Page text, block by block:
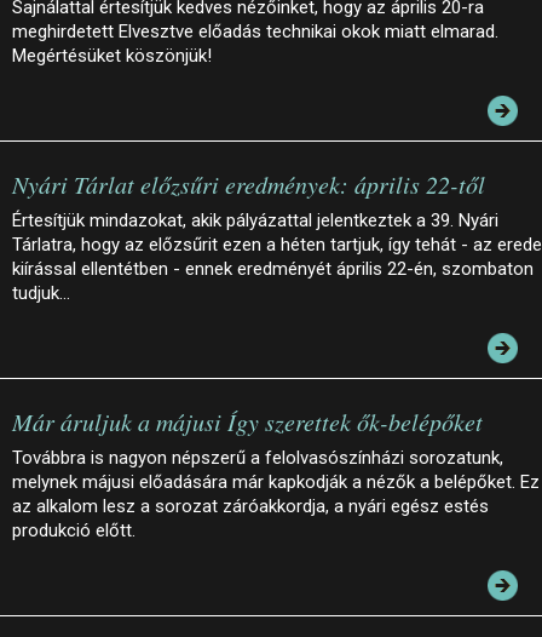
Sajnálattal értesítjük kedves nézőinket, hogy az április 20-ra
meghirdetett Elvesztve előadás technikai okok miatt elmarad.
Megértésüket köszönjük!
Nyári Tárlat előzsűri eredmények: április 22-től
Értesítjük mindazokat, akik pályázattal jelentkeztek a 39. Nyári
Tárlatra, hogy az előzsűrit ezen a héten tartjuk, így tehát - az
kiírással ellentétben - ennek eredményét április 22-én, szombaton
tudjuk…
Már áruljuk a májusi Így szerettek ők-belépőket
Továbbra is nagyon népszerű a felolvasószínházi sorozatunk,
melynek májusi előadására már kapkodják a nézők a belépőket. Ez
az alkalom lesz a sorozat záróakkordja, a nyári egész estés
produkció előtt.